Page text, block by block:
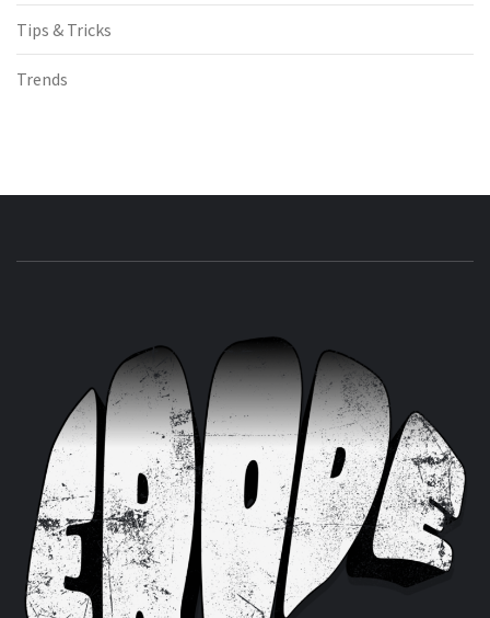
Tips & Tricks
Trends